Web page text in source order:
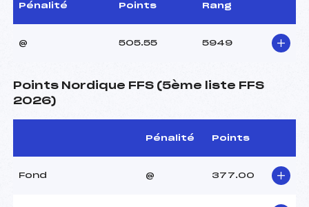
Pénalité Points Rang
@ 505.55 5949
Points Nordique FFS (5ème liste FFS
2026)
Pénalité Points
Fond @ 377.00